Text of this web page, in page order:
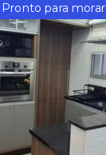
Pronto para morar